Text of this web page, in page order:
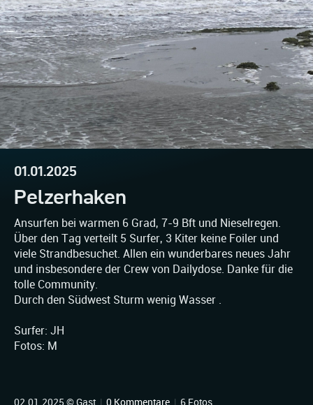
01.01.2025
Pelzerhaken
Ansurfen bei warmen 6 Grad, 7-9 Bft und Nieselregen.
Über den Tag verteilt 5 Surfer, 3 Kiter keine Foiler und
viele Strandbesuchet. Allen ein wunderbares neues Jahr
und insbesondere der Crew von Dailydose. Danke für die
tolle Community.
Durch den Südwest Sturm wenig Wasser .
Surfer: JH
Fotos: M
02.01.2025 © Gast | 0 Kommentare | 6 Fotos